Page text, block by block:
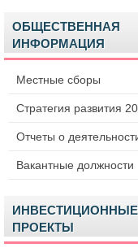
ОБЩЕСТВЕННАЯ
ИНФОРМАЦИЯ
Местные сборы
Стратегия развития
Отчеты о
Вакантные должности
ИНВЕСТИЦИОННЫЕ
ПРОЕКТЫ